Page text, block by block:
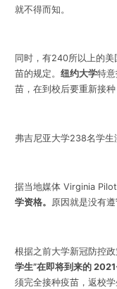
就不得而知。
同时，有240所以上的
苗的规定。 纽约大学特
苗，在到校后要重新接种
弗吉尼亚大学238名学生
据当地媒体 Virginia Pilot
学资格。 原因就是没有
根据之前大学新冠防控政
学生”在即将到来的
须完全接种疫苗，返校